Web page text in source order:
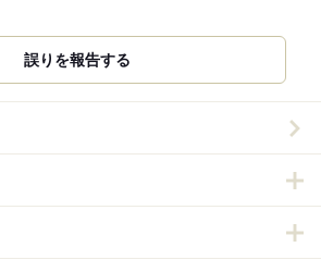
誤りを報告する